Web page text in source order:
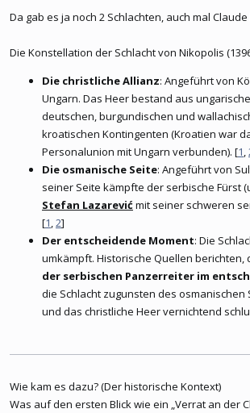
Da gab es ja noch 2 Schlachten, auch mal
Die Konstellation der Schlacht von Nikopolis
Die christliche Allianz: Angeführt von
Ungarn. Das Heer bestand aus
deutschen, burgundischen und
kroatischen Kontingenten (Kroatien war
Personalunion mit Ungarn verbunden). [1,
Die osmanische Seite: Angeführt von
seiner Seite kämpfte der serbische Fürst
Stefan Lazarevićmit seiner schweren
[1,2]
Der entscheidende Moment: Die
umkämpft. Historische Quellen berichten,
der serbischen Panzerreiter im
die Schlacht zugunsten des osmanischen
und das christliche Heer vernichtend
Wie kam es dazu? (Der historische Kontext)
Was auf den ersten Blick wie ein „Verrat an der